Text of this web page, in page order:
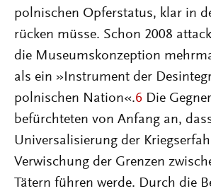
polnischen Opferstatus, klar in
rücken müsse. Schon 2008
die Museumskonzeption
als ein »Instrument der
polnischen Nation«.6 Die
befürchteten von Anfang an,
Universalisierung der
Verwischung der Grenzen
Tätern führen werde. Durch die